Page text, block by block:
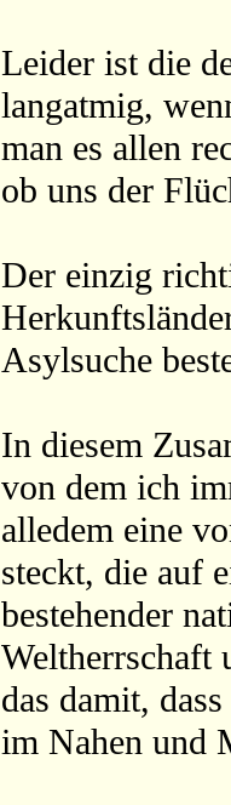
Leider ist die
langatmig,
man es allen
ob uns der
Der einzig
Asylsuche
In diesem
von dem ich
alledem eine
steckt, die auf
bestehender
Weltherrschaft
das damit,
im Nahen und